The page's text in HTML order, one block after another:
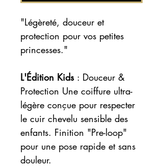
"Légèreté, douceur et
protection pour vos petites
princesses."
L'Édition Kids : Douceur &
Protection Une coiffure ultra-
légère conçue pour respecter
le cuir chevelu sensible des
enfants. Finition "Pre-loop"
pour une pose rapide et sans
douleur.